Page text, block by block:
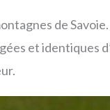
de
et identiques